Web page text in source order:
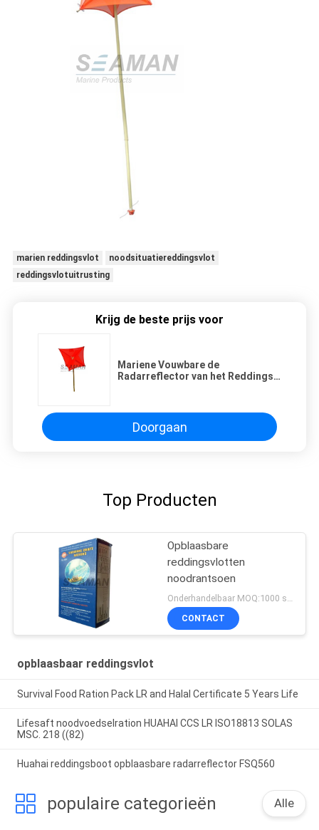
marien reddingsvlot
noodsituatiereddingsvlot
reddingsvlotuitrusting
Krijg de beste prijs voor
Mariene Vouwbare de
Radarreflector van het Reddings
Doorgaan
Top Producten
Opblaasbare
reddingsvlotten
noodrantsoen
Onderhandelbaar MOQ:1000 stuks
CONTACT
opblaasbaar reddingsvlot
Survival Food Ration Pack LR and Halal Certificate 5 Years Life
Lifesaft noodvoedselration HUAHAI CCS LR ISO18813 SOLAS
MSC. 218 ((82)
Huahai reddingsboot opblaasbare radarreflector FSQ560
populaire categorieën Alle